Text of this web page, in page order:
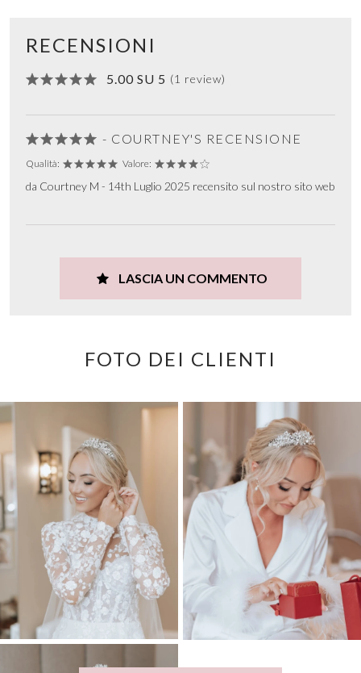
RECENSIONI
5.00 SU 5 (1 review)
- COURTNEY'S RECENSIONE
Qualità: Valore:
da Courtney M - 14th Luglio 2025 recensito sul nostro sito web
LASCIA UN COMMENTO
FOTO DEI CLIENTI